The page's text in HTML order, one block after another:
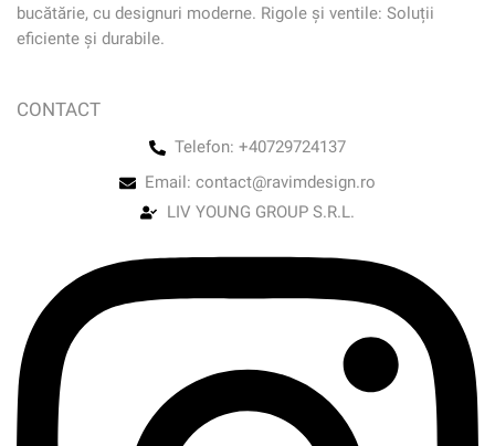
bucătărie, cu designuri moderne. Rigole și ventile: Soluții
eficiente și durabile.
CONTACT
Telefon: +40729724137
Email: contact@ravimdesign.ro
LIV YOUNG GROUP S.R.L.